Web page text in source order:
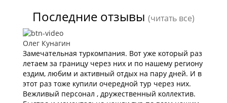
Последние отзывы (читать все)
Олег Кунагин
Замечательная туркомпания. Вот уже который раз
летаем за границу через них и по нашему региону
ездим, любим и активный отдых на пару дней. И в
этот раз тоже купили очередной тур через них.
Вежливый персонал , дружественный коллектив.